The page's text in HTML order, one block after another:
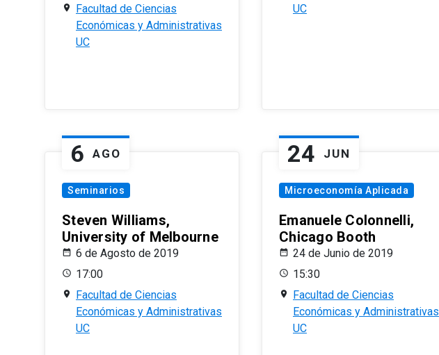
Facultad de Ciencias
Económicas y Administrativas
UC
UC
6 AGO
Seminarios
Steven Williams,
University of Melbourne
6 de Agosto de 2019
17:00
Facultad de Ciencias
Económicas y Administrativas
UC
24 JUN
Microeconomía Aplicada
Emanuele Colonnelli,
Chicago Booth
24 de Junio de 2019
15:30
Facultad de Ciencias
Económicas y Administrativas
UC